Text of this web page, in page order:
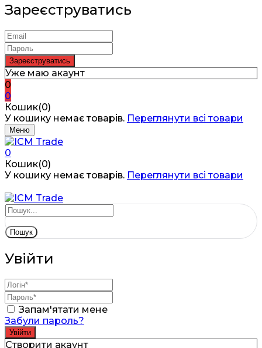
Зареєструватись
Уже маю акаунт
0
0
Кошик(0)
У кошику немає товарів. Переглянути всі товари
Меню
0
Кошик(0)
У кошику немає товарів. Переглянути всі товари
Пошук
Увійти
Запам'ятати мене
Забули пароль?
Створити акаунт